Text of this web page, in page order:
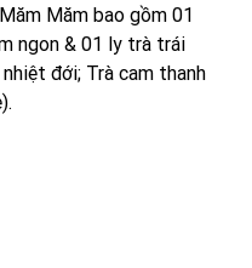
Măm bao gồm 01
ngon & 01 ly trà trái
đới; Trà cam thanh